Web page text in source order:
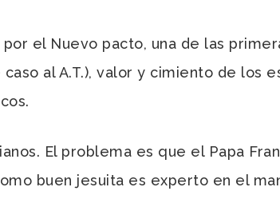
el Nuevo pacto, una de las
al A.T.), valor y cimiento de los
El problema es que el Papa
buen jesuita es experto en el